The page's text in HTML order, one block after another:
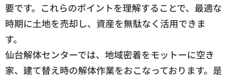
要です。これらのポイントを理解することで、最適な
時期に土地を売却し、資産を無駄なく活用できま
す。
仙台解体センターでは、地域密着をモットーに空き
家、建て替え時の解体作業をおこなっております。是